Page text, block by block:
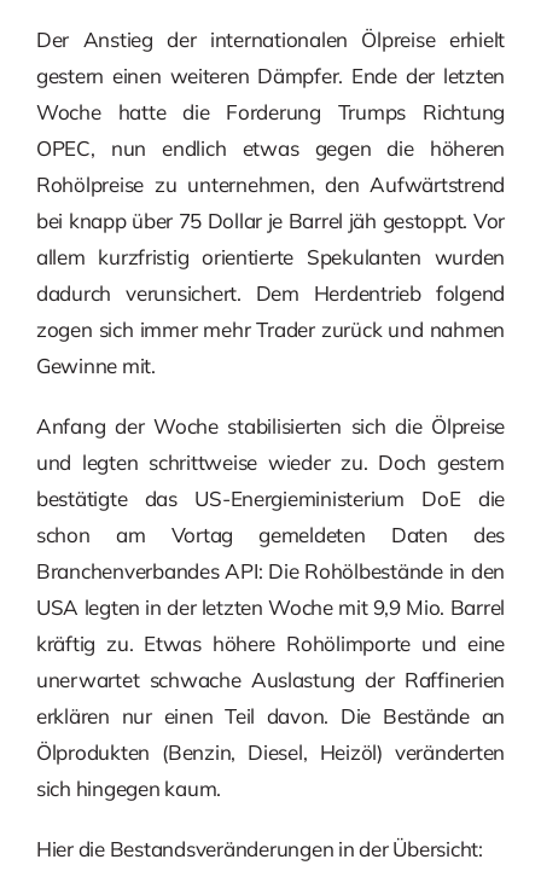
Der Anstieg der internationalen Ölpreise erhielt
gestern einen weiteren Dämpfer. Ende der letzten
Woche hatte die Forderung Trumps Richtung
OPEC, nun endlich etwas gegen die höheren
Rohölpreise zu unternehmen, den Aufwärtstrend
bei knapp über 75 Dollar je Barrel jäh gestoppt. Vor
allem kurzfristig orientierte Spekulanten wurden
dadurch verunsichert. Dem Herdentrieb folgend
zogen sich immer mehr Trader zurück und nahmen
Gewinne mit.
Anfang der Woche stabilisierten sich die Ölpreise
und legten schrittweise wieder zu. Doch gestern
bestätigte das US-Energieministerium DoE die
schon am Vortag gemeldeten Daten des
Branchenverbandes API: Die Rohölbestände in den
USA legten in der letzten Woche mit 9,9 Mio. Barrel
kräftig zu. Etwas höhere Rohölimporte und eine
unerwartet schwache Auslastung der Raffinerien
erklären nur einen Teil davon. Die Bestände an
Ölprodukten (Benzin, Diesel, Heizöl) veränderten
sich hingegen kaum.
Hier die Bestandsveränderungen in der Übersicht: